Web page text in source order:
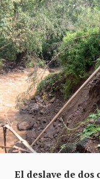
El deslave de dos